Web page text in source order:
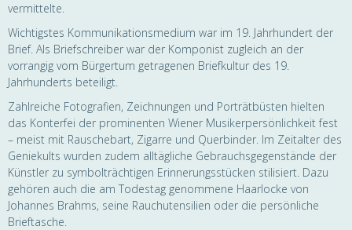
vermittelte.
Wichtigstes Kommunikationsmedium war im 19. Jahrhundert der
Brief. Als Briefschreiber war der Komponist zugleich an der
vorrangig vom Bürgertum getragenen Briefkultur des 19.
Jahrhunderts beteiligt.
Zahlreiche Fotografien, Zeichnungen und Porträtbüsten hielten
das Konterfei der prominenten Wiener Musikerpersönlichkeit fest
– meist mit Rauschebart, Zigarre und Querbinder. Im Zeitalter des
Geniekults wurden zudem alltägliche Gebrauchsgegenstände der
Künstler zu symbolträchtigen Erinnerungsstücken stilisiert. Dazu
gehören auch die am Todestag genommene Haarlocke von
Johannes Brahms, seine Rauchutensilien oder die persönliche
Brieftasche.